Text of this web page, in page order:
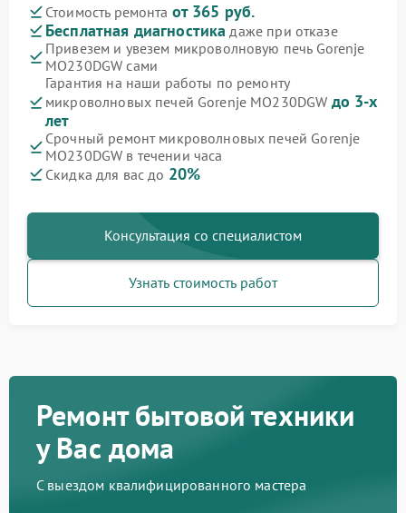
Стоимость ремонта от 365 руб.
Бесплатная диагностика даже при отказе
Привезем и увезем микроволновую печь Gorenje
MO230DGW сами
Гарантия на наши работы по ремонту
микроволновых печей Gorenje MO230DGW до 3-х
лет
Срочный ремонт микроволновых печей Gorenje
MO230DGW в течении часа
Скидка для вас до 20%
Консультация со специалистом
Узнать стоимость работ
Ремонт бытовой техники
у Вас дома
С выездом квалифицированного мастера